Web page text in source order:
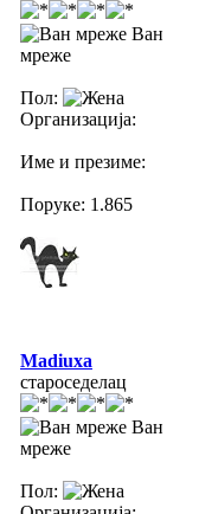
Ван
мреже
Пол:
Организација:
Име и презиме:
Поруке: 1.865
Madiuxa
староседелац
Ван
мреже
Пол: